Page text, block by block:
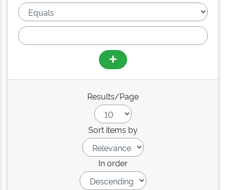
Results/Page
Sort items by
In order